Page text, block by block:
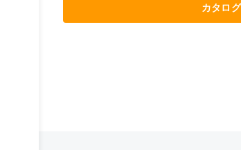
カタログ